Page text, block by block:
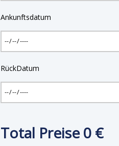
Ankunftsdatum
RückDatum
Total Preise0 €